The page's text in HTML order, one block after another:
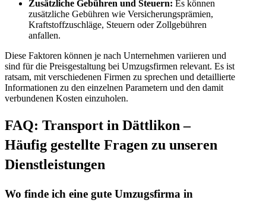
Zusätzliche Gebühren und Steuern: Es können
zusätzliche Gebühren wie Versicherungsprämien,
Kraftstoffzuschläge, Steuern oder Zollgebühren
anfallen.
Diese Faktoren können je nach Unternehmen variieren und
sind für die Preisgestaltung bei Umzugsfirmen relevant. Es ist
ratsam, mit verschiedenen Firmen zu sprechen und detaillierte
Informationen zu den einzelnen Parametern und den damit
verbundenen Kosten einzuholen.
FAQ: Transport in Dättlikon –
Häufig gestellte Fragen zu unseren
Dienstleistungen
Wo finde ich eine gute Umzugsfirma in